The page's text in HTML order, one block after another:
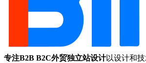
专注B2B B2C外贸独立站设计以设计和